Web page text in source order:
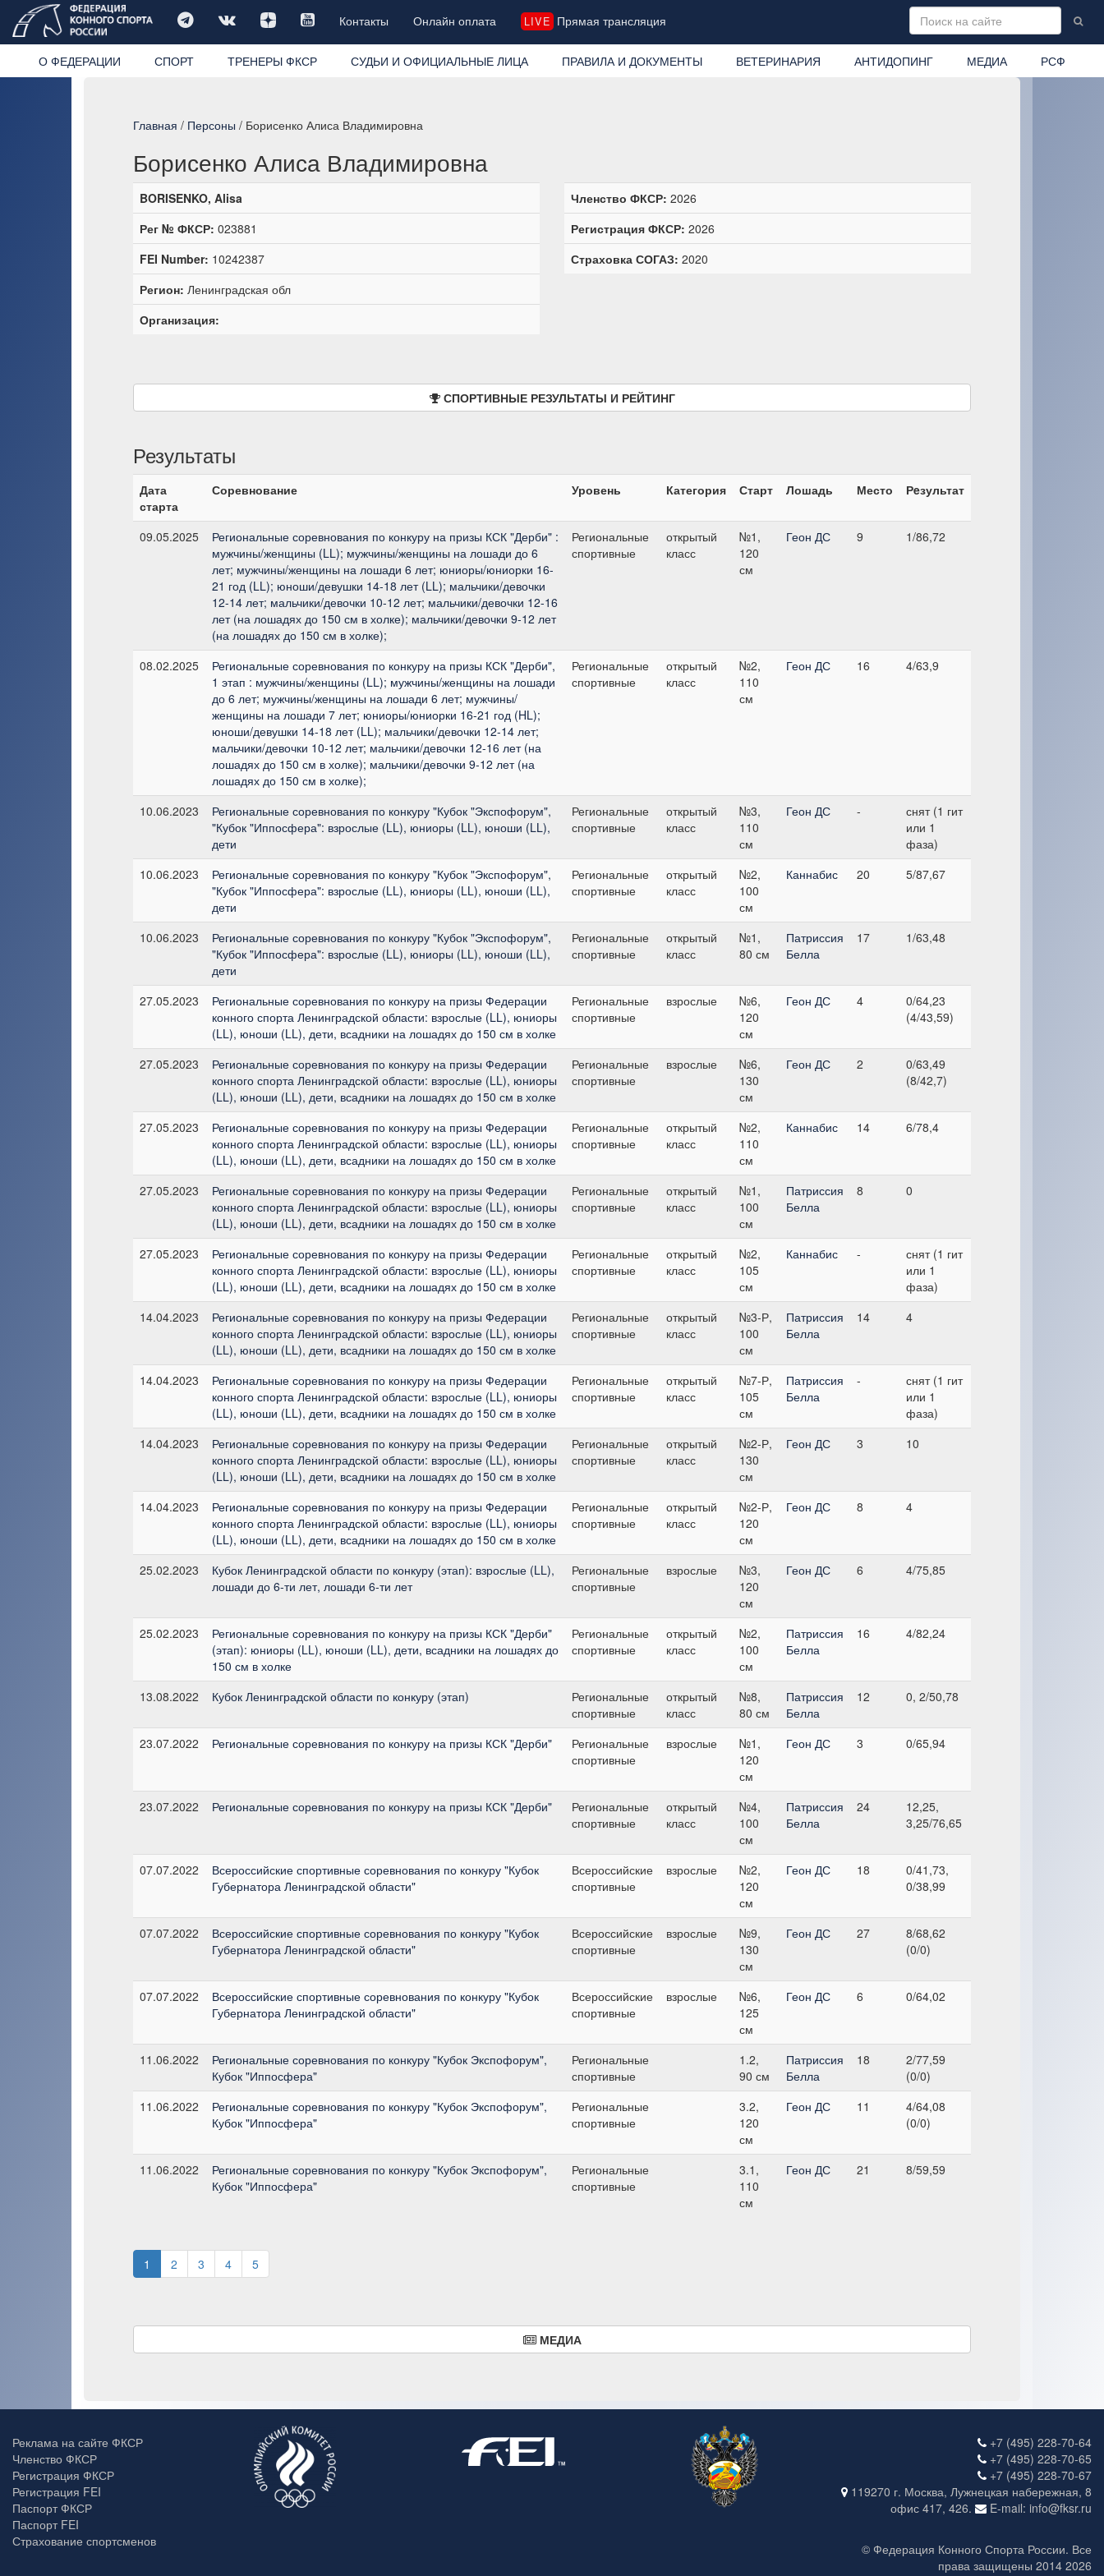
Контакты Онлайн оплата LIVE Прямая трансляция
О ФЕДЕРАЦИИ СПОРТ ТРЕНЕРЫ ФКСР СУДЬИ И ОФИЦИАЛЬНЫЕ ЛИЦА ПРАВИЛА И ДОКУМЕНТЫ ВЕТЕРИНАРИЯ АНТИДОПИНГ МЕДИА РСФ
Главная / Персоны / Борисенко Алиса Владимировна
Борисенко Алиса Владимировна
BORISENKO, Alisa
Рег № ФКСР: 023881
FEI Number: 10242387
Регион: Ленинградская обл
Организация:
Членство ФКСР: 2026
Регистрация ФКСР: 2026
Страховка СОГАЗ: 2020
СПОРТИВНЫЕ РЕЗУЛЬТАТЫ И РЕЙТИНГ
Результаты
Дата
старта
Соревнование Уровень Категория Старт Лошадь Место Рeзультат
09.05.2025
Региональные соревнования по конкуру на призы КСК "Дерби" :
мужчины/женщины (LL); мужчины/женщины на лошади до 6
лет; мужчины/женщины на лошади 6 лет; юниоры/юниорки 16-
21 год (LL); юноши/девушки 14-18 лет (LL); мальчики/девочки
12-14 лет; мальчики/девочки 10-12 лет; мальчики/девочки 12-16
лет (на лошадях до 150 см в холке); мальчики/девочки 9-12 лет
(на лошадях до 150 см в холке);
Региональные
спортивные
открытый
класс
№1,
120
см
Геон ДС 9 1/86,72
08.02.2025
Региональные соревнования по конкуру на призы КСК "Дерби",
1 этап : мужчины/женщины (LL); мужчины/женщины на лошади
до 6 лет; мужчины/женщины на лошади 6 лет; мужчины/
женщины на лошади 7 лет; юниоры/юниорки 16-21 год (HL);
юноши/девушки 14-18 лет (LL); мальчики/девочки 12-14 лет;
мальчики/девочки 10-12 лет; мальчики/девочки 12-16 лет (на
лошадях до 150 см в холке); мальчики/девочки 9-12 лет (на
лошадях до 150 см в холке);
Региональные
спортивные
открытый
класс
№2,
110
см
Геон ДС 16 4/63,9
10.06.2023
Региональные соревнования по конкуру "Кубок "Экспофорум",
"Кубок "Иппосфера": взрослые (LL), юниоры (LL), юноши (LL),
дети
Региональные
спортивные
открытый
класс
№3,
110
см
Геон ДС -
снят (1 гит
или 1
фаза)
10.06.2023
Региональные соревнования по конкуру "Кубок "Экспофорум",
"Кубок "Иппосфера": взрослые (LL), юниоры (LL), юноши (LL),
дети
Региональные
спортивные
открытый
класс
№2,
100
см
Каннабис 20 5/87,67
10.06.2023
Региональные соревнования по конкуру "Кубок "Экспофорум",
"Кубок "Иппосфера": взрослые (LL), юниоры (LL), юноши (LL),
дети
Региональные
спортивные
открытый
класс
№1,
80 см
Патриссия
Белла
17 1/63,48
27.05.2023
Региональные соревнования по конкуру на призы Федерации
конного спорта Ленинградской области: взрослые (LL), юниоры
(LL), юноши (LL), дети, всадники на лошадях до 150 см в холке
Региональные
спортивные
взрослые
№6,
120
см
Геон ДС 4
0/64,23
(4/43,59)
27.05.2023
Региональные соревнования по конкуру на призы Федерации
конного спорта Ленинградской области: взрослые (LL), юниоры
(LL), юноши (LL), дети, всадники на лошадях до 150 см в холке
Региональные
спортивные
взрослые
№6,
130
см
Геон ДС 2
0/63,49
(8/42,7)
27.05.2023
Региональные соревнования по конкуру на призы Федерации
конного спорта Ленинградской области: взрослые (LL), юниоры
(LL), юноши (LL), дети, всадники на лошадях до 150 см в холке
Региональные
спортивные
открытый
класс
№2,
110
см
Каннабис 14 6/78,4
27.05.2023
Региональные соревнования по конкуру на призы Федерации
конного спорта Ленинградской области: взрослые (LL), юниоры
(LL), юноши (LL), дети, всадники на лошадях до 150 см в холке
Региональные
спортивные
открытый
класс
№1,
100
см
Патриссия
Белла
8 0
27.05.2023
Региональные соревнования по конкуру на призы Федерации
конного спорта Ленинградской области: взрослые (LL), юниоры
(LL), юноши (LL), дети, всадники на лошадях до 150 см в холке
Региональные
спортивные
открытый
класс
№2,
105
см
Каннабис -
снят (1 гит
или 1
фаза)
14.04.2023
Региональные соревнования по конкуру на призы Федерации
конного спорта Ленинградской области: взрослые (LL), юниоры
(LL), юноши (LL), дети, всадники на лошадях до 150 см в холке
Региональные
спортивные
открытый
класс
№3-Р,
100
см
Патриссия
Белла
14 4
14.04.2023
Региональные соревнования по конкуру на призы Федерации
конного спорта Ленинградской области: взрослые (LL), юниоры
(LL), юноши (LL), дети, всадники на лошадях до 150 см в холке
Региональные
спортивные
открытый
класс
№7-Р,
105
см
Патриссия
Белла
-
снят (1 гит
или 1
фаза)
14.04.2023
Региональные соревнования по конкуру на призы Федерации
конного спорта Ленинградской области: взрослые (LL), юниоры
(LL), юноши (LL), дети, всадники на лошадях до 150 см в холке
Региональные
спортивные
открытый
класс
№2-Р,
130
см
Геон ДС 3 10
14.04.2023
Региональные соревнования по конкуру на призы Федерации
конного спорта Ленинградской области: взрослые (LL), юниоры
(LL), юноши (LL), дети, всадники на лошадях до 150 см в холке
Региональные
спортивные
открытый
класс
№2-Р,
120
см
Геон ДС 8 4
25.02.2023
Кубок Ленинградской области по конкуру (этап): взрослые (LL),
лошади до 6-ти лет, лошади 6-ти лет
Региональные
спортивные
взрослые
№3,
120
см
Геон ДС 6 4/75,85
25.02.2023
Региональные соревнования по конкуру на призы КСК "Дерби"
(этап): юниоры (LL), юноши (LL), дети, всадники на лошадях до
150 см в холке
Региональные
спортивные
открытый
класс
№2,
100
см
Патриссия
Белла
16 4/82,24
13.08.2022 Кубок Ленинградской области по конкуру (этап)
Региональные
спортивные
открытый
класс
№8,
80 см
Патриссия
Белла
12 0, 2/50,78
23.07.2022 Региональные соревнования по конкуру на призы КСК "Дерби"
Региональные
спортивные
взрослые
№1,
120
см
Геон ДС 3 0/65,94
23.07.2022 Региональные соревнования по конкуру на призы КСК "Дерби"
Региональные
спортивные
открытый
класс
№4,
100
см
Патриссия
Белла
24
12,25,
3,25/76,65
07.07.2022
Всероссийские спортивные соревнования по конкуру "Кубок
Губернатора Ленинградской области"
Всероссийские
спортивные
взрослые
№2,
120
см
Геон ДС 18
0/41,73,
0/38,99
07.07.2022
Всероссийские спортивные соревнования по конкуру "Кубок
Губернатора Ленинградской области"
Всероссийские
спортивные
взрослые
№9,
130
см
Геон ДС 27
8/68,62
(0/0)
07.07.2022
Всероссийские спортивные соревнования по конкуру "Кубок
Губернатора Ленинградской области"
Всероссийские
спортивные
взрослые
№6,
125
см
Геон ДС 6 0/64,02
11.06.2022
Региональные соревнования по конкуру "Кубок Экспофорум",
Кубок "Иппосфера"
Региональные
спортивные
1.2,
90 см
Патриссия
Белла
18
2/77,59
(0/0)
11.06.2022
Региональные соревнования по конкуру "Кубок Экспофорум",
Кубок "Иппосфера"
Региональные
спортивные
3.2,
120
см
Геон ДС 11
4/64,08
(0/0)
11.06.2022
Региональные соревнования по конкуру "Кубок Экспофорум",
Кубок "Иппосфера"
Региональные
спортивные
3.1,
110
см
Геон ДС 21 8/59,59
1 2 3 4 5
МЕДИА
Реклама на сайте ФКСР
Членство ФКСР
Регистрация ФКСР
Регистрация FEI
Паспорт ФКСР
Паспорт FEI
Страхование спортсменов
+7 (495) 228-70-64
+7 (495) 228-70-65
+7 (495) 228-70-67
119270 г. Москва, Лужнецкая набережная, 8
офис 417, 426.
E-mail: info@fksr.ru
© Федерация Конного Спорта России. Все
права защищены 2014 2026